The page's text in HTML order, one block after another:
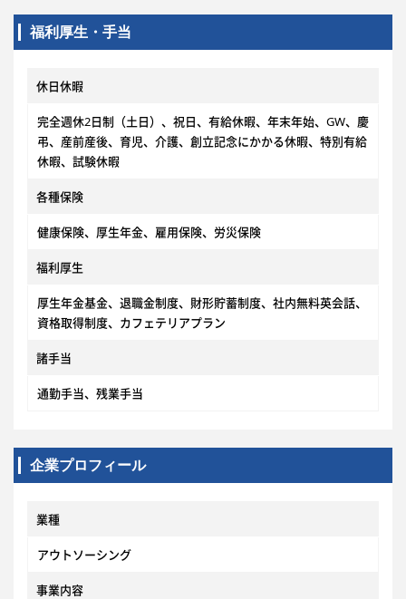
福利厚生・手当
休日休暇
完全週休2日制（土日）、祝日、有給休暇、年末年始、GW、慶
弔、産前産後、育児、介護、創立記念にかかる休暇、特別有給
休暇、試験休暇
各種保険
健康保険、厚生年金、雇用保険、労災保険
福利厚生
厚生年金基金、退職金制度、財形貯蓄制度、社内無料英会話、
資格取得制度、カフェテリアプラン
諸手当
通勤手当、残業手当
企業プロフィール
業種
アウトソーシング
事業内容